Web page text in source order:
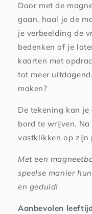
Door met de
gaan, haal je de
je verbeelding de
bedenken of je
kaarten met
tot meer
maken?
De tekening kan
bord te wrijven.
vastklikken op zijn
Met een
speelse manier
en geduld!
Aanbevolen